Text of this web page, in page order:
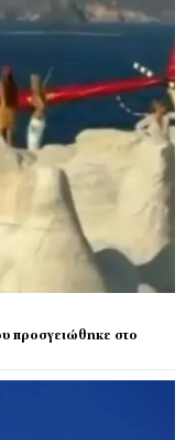
προσγειώθηκε στο